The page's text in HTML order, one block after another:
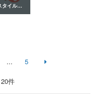
2026_038_健康的なライフスタイルのイラスト
... 5
件